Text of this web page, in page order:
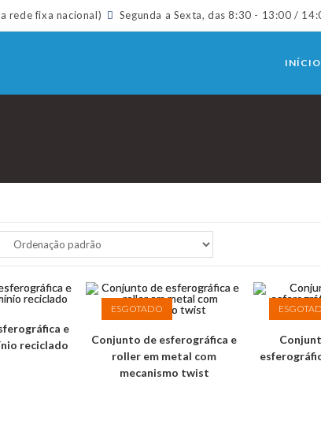
rede fixa nacional) Segunda a Sexta, das 8:30 - 13:00 /
INÍCIO
e
reciclado
ESGOTADO
Conjunto de esferográfica e
roller em metal com
mecanismo twist